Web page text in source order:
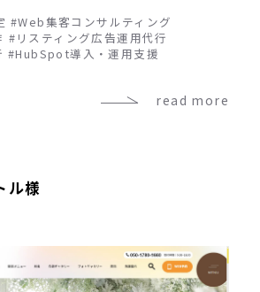
#Web集客コンサルティング
#リスティング広告運用代行
#HubSpot導入・運用支援
read more
ル様